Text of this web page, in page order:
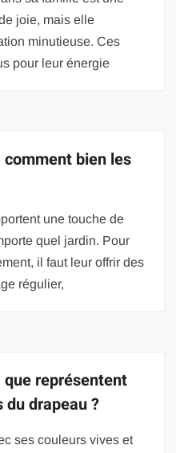
joie, mais elle
minutieuse. Ces
pour leur énergie
bien les
une touche de
quel jardin. Pour
il faut leur offrir des
régulier,
représentent
drapeau ?
ses couleurs vives et